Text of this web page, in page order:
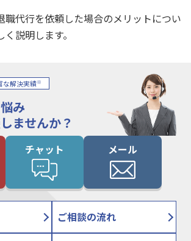
職代行を依頼した場合のメリットについ
説明します。
な解決実績※
み
ませんか？
チャット メール
ご相談の流れ